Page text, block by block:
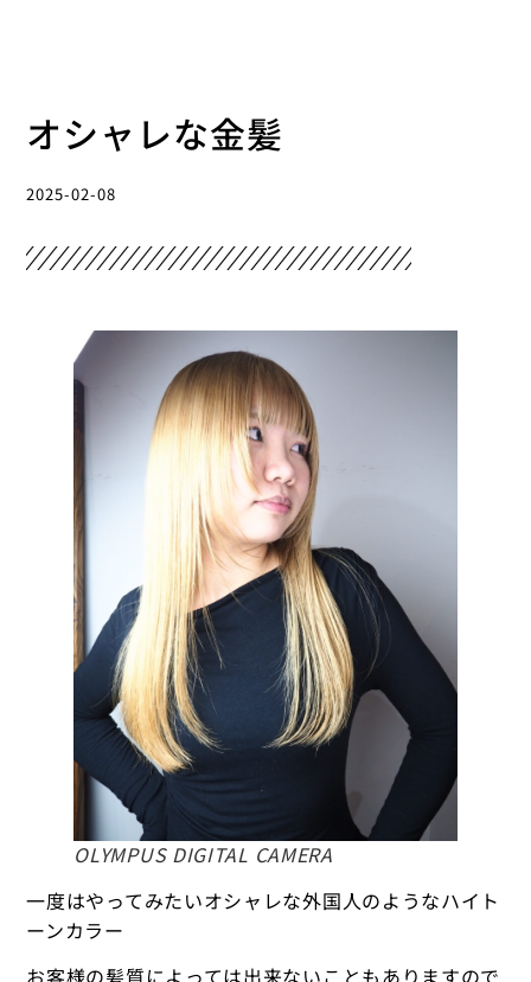
オシャレな金髪
2025-02-08
OLYMPUS DIGITAL CAMERA
一度はやってみたいオシャレな外国人のようなハイト
ーンカラー
お客様の髪質によっては出来ないこともありますので